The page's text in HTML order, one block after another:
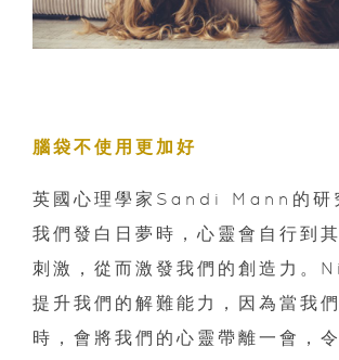
腦袋不使用更加好
英國心理學家Sandi Mann的研
我們發白日夢時，心靈會自行到
刺激，從而激發我們的創造力。
提升我們的解難能力，因為當我
時，會將我們的心靈帶離一會，